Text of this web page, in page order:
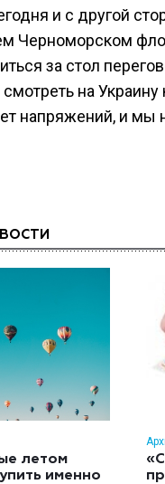
и с другой
Черноморском
за стол
на
напряжений, и
летом
именно